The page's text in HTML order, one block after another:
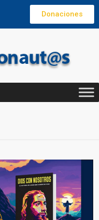
Donaciones